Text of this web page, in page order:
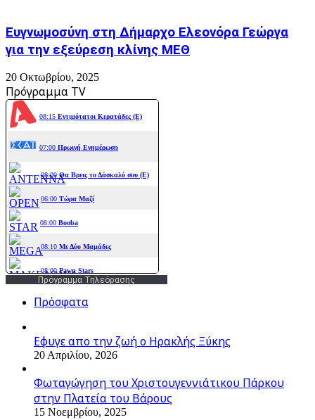
Ευγνωμοσύνη στη Δήμαρχο Ελεονόρα Γεώργα
για την εξεύρεση κλίνης ΜΕΘ
20 Οκτωβρίου, 2025
Πρόγραμμα TV
Πρόγραμμα Τηλεόρασης
Πρόσφατα
Εφυγε απο την ζωή o Ηρακλής Ξύκης
20 Απριλίου, 2026
Φωταγώγηση του Χριστουγεννιάτικου Πάρκου
στην Πλατεία του Βάρους
15 Νοεμβρίου, 2025